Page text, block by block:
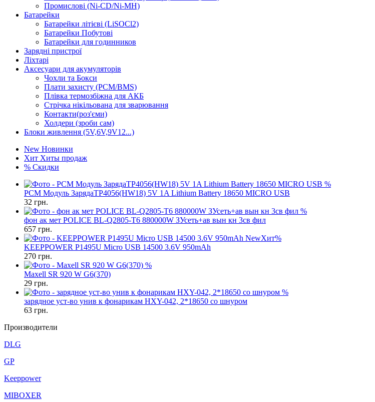
Промислові (Ni-CD/Ni-MH)
Батарейки
Батарейки літієві (LiSOCl2)
Батарейки Побутові
Батарейки для годинников
Зарядні пристрої
Ліхтарі
Аксесуари для акумуляторів
Чохли та Бокси
Плати захисту (PCM/BMS)
Плівка термозбіжна для АКБ
Стрічка нікільована для зварювання
Контакти(роз'єми)
Холдери (зроби сам)
Блоки живлення (5V,6V,9V12...)
New Новинки
Хит Хиты продаж
% Скидки
%
PCM Модуль ЗарядаTP4056(HW18) 5V 1A Lithium Battery 18650 MICRO USB
32 грн.
%
фон ак мет POLICE BL-Q2805-T6 880000W ЗУсеть+ав вын кн 3св фил
657 грн.
NewХит%
KEEPPOWER P1495U Micro USB 14500 3.6V 950mAh
270 грн.
%
Maxell SR 920 W G6(370)
29 грн.
%
зарядное уст-во унив к фонарикам HXY-042, 2*18650 со шнуром
63 грн.
Производители
DLG
GP
Keeppower
MIBOXER